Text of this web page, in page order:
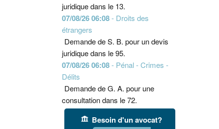
juridique dans le 13.
07/08/26 06:08- Droits des
étrangers
Demande de S. B. pour un devis
juridique dans le 95.
07/08/26 06:08- Pénal - Crimes -
Délits
Demande de G. A. pour une
consultation dans le 72.
Besoin d'un avocat?